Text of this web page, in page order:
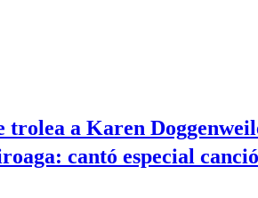
trolea a Karen
cantó especial